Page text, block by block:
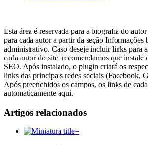
Esta área é reservada para a biografia do
para cada autor a partir da seção Informações
administrativo. Caso deseje incluir links para
cada autor do site, recomendamos que instale
SEO. Após instalado, o plugin criará os
links das principais redes sociais (Facebook,
Após preenchidos os campos, os links de
automaticamente aqui.
Artigos relacionados